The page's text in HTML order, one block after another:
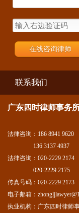
联系我们
广东四时律师事务
法律咨询：186 8941 9620
136 3137 4937
法律咨询：020-2229 2174
020-2229 2175
传真号码：020-2229 2173
电子邮箱：
执业机构：广东四时律师